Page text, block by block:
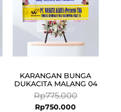
KARANGAN BUNGA
DUKACITA MALANG 04
Rp775.000
Rp750.000